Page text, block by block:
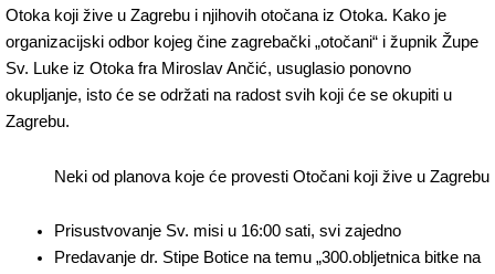
Otoka koji žive u Zagrebu i njihovih otočana iz Otoka. Kako je
organizacijski odbor kojeg čine zagrebački „otočani“ i župnik Župe
Sv. Luke iz Otoka fra Miroslav Ančić, usuglasio ponovno
okupljanje, isto će se održati na radost svih koji će se okupiti u
Zagrebu.
Neki od planova koje će provesti Otočani koji žive u Zagrebu
Prisustvovanje Sv. misi u 16:00 sati, svi zajedno
Predavanje dr. Stipe Botice na temu „300.obljetnica bitke na